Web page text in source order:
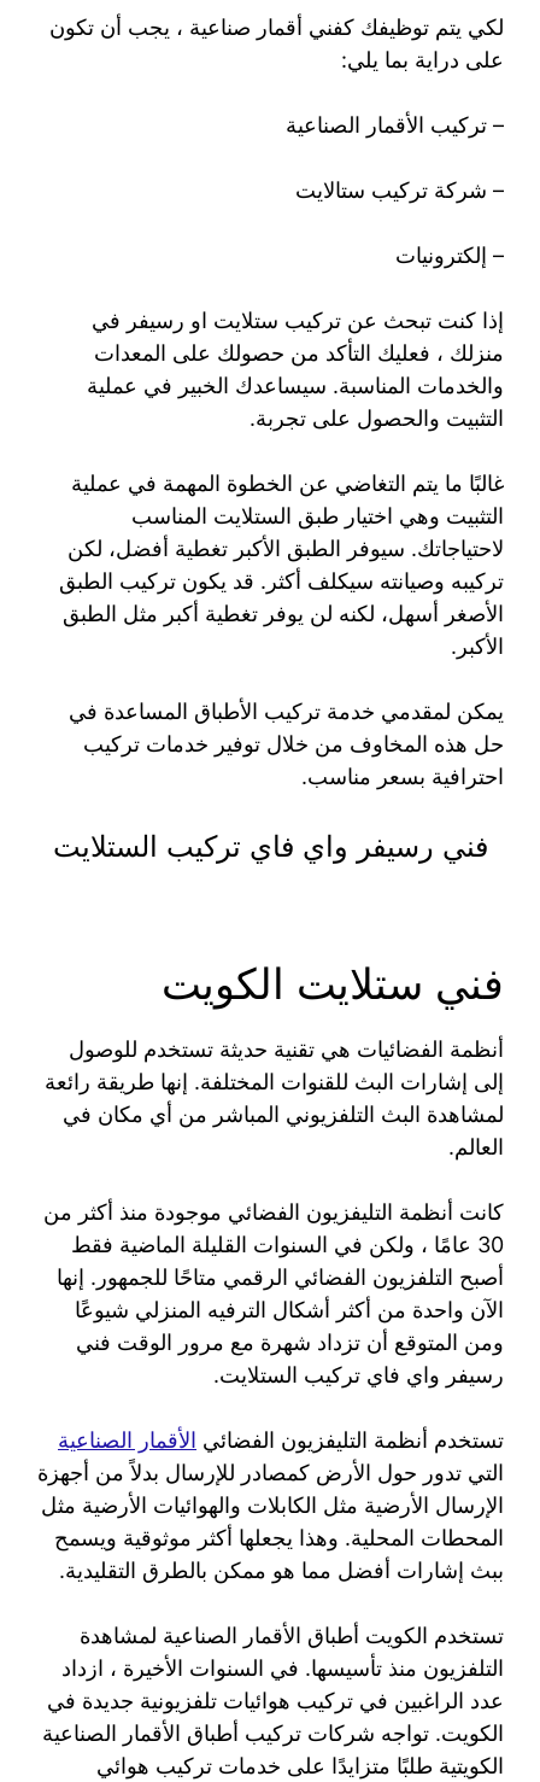
لكي يتم توظيفك كفني أقمار صناعية ، يجب أن تكون
على دراية بما يلي:
– تركيب الأقمار الصناعية
– شركة تركيب ستالايت
– إلكترونيات
إذا كنت تبحث عن تركيب ستلايت او رسيفر في
منزلك ، فعليك التأكد من حصولك على المعدات
والخدمات المناسبة. سيساعدك الخبير في عملية
التثبيت والحصول على تجربة.
غالبًا ما يتم التغاضي عن الخطوة المهمة في عملية
التثبيت وهي اختيار طبق الستلايت المناسب
لاحتياجاتك. سيوفر الطبق الأكبر تغطية أفضل، لكن
تركيبه وصيانته سيكلف أكثر. قد يكون تركيب الطبق
الأصغر أسهل، لكنه لن يوفر تغطية أكبر مثل الطبق
الأكبر.
يمكن لمقدمي خدمة تركيب الأطباق المساعدة في
حل هذه المخاوف من خلال توفير خدمات تركيب
احترافية بسعر مناسب.
فني رسيفر واي فاي تركيب الستلايت
فني ستلايت الكويت
أنظمة الفضائيات هي تقنية حديثة تستخدم للوصول
إلى إشارات البث للقنوات المختلفة. إنها طريقة رائعة
لمشاهدة البث التلفزيوني المباشر من أي مكان في
العالم.
كانت أنظمة التليفزيون الفضائي موجودة منذ أكثر من
30 عامًا ، ولكن في السنوات القليلة الماضية فقط
أصبح التلفزيون الفضائي الرقمي متاحًا للجمهور. إنها
الآن واحدة من أكثر أشكال الترفيه المنزلي شيوعًا
ومن المتوقع أن تزداد شهرة مع مرور الوقت فني
رسيفر واي فاي تركيب الستلايت.
تستخدم أنظمة التليفزيون الفضائي الأقمار الصناعية
التي تدور حول الأرض كمصادر للإرسال بدلاً من أجهزة
الإرسال الأرضية مثل الكابلات والهوائيات الأرضية مثل
المحطات المحلية. وهذا يجعلها أكثر موثوقية ويسمح
ببث إشارات أفضل مما هو ممكن بالطرق التقليدية.
تستخدم الكويت أطباق الأقمار الصناعية لمشاهدة
التلفزيون منذ تأسيسها. في السنوات الأخيرة ، ازداد
عدد الراغبين في تركيب هوائيات تلفزيونية جديدة في
الكويت. تواجه شركات تركيب أطباق الأقمار الصناعية
الكويتية طلبًا متزايدًا على خدمات تركيب هوائي